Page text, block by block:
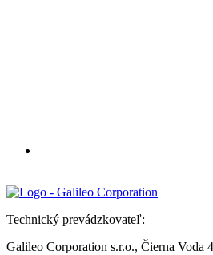
Technický prevádzkovateľ:
Galileo Corporation s.r.o., Čierna Voda